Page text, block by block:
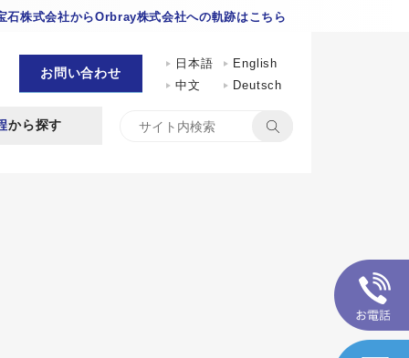
石株式会社からOrbray株式会社への軌跡はこちら
から探す
お問い合わせ
日本語
English
中文
Deutsch